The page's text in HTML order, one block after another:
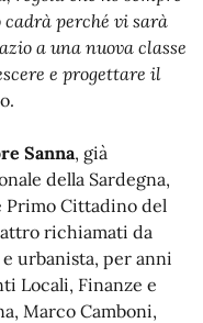
perché vi sarà
a una nuova classe
e progettare il
Sanna, già
della Sardegna,
Cittadino del
richiamati da
urbanista, per anni
Locali, Finanze e
Marco Camboni,